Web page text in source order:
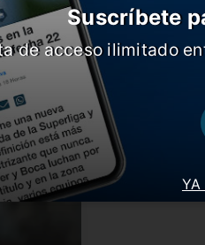
su
La
El
entrenador a
YA
Suscríbete
de acceso ilimitado